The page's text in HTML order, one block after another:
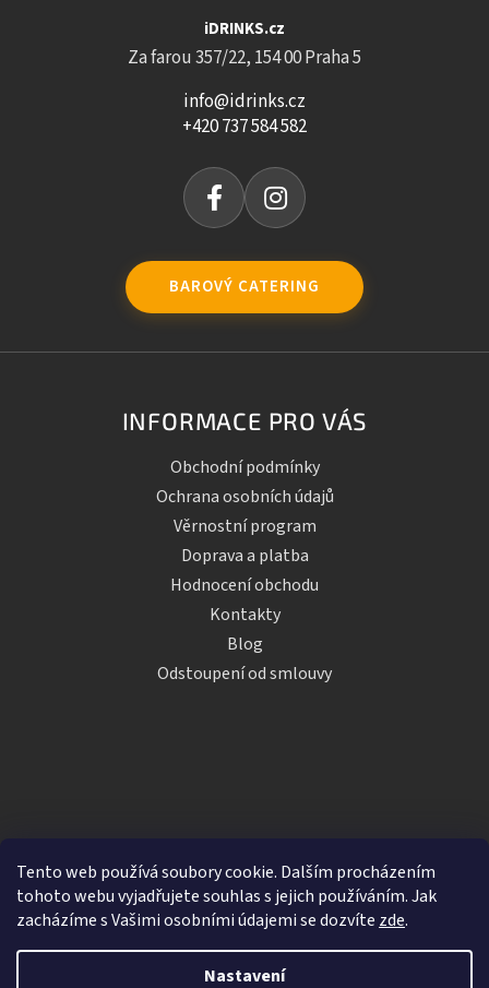
Tento web používá soubory cookie. Dalším procházením
tohoto webu vyjadřujete souhlas s jejich používáním. Jak
zacházíme s Vašimi osobními údajemi se dozvíte zde.
Nastavení
iDRINKS.cz
Za farou 357/22, 154 00 Praha 5
info@idrinks.cz
+420 737 584 582
BAROVÝ CATERING
INFORMACE PRO VÁS
Obchodní podmínky
Ochrana osobních údajů
Věrnostní program
Doprava a platba
Hodnocení obchodu
Kontakty
Blog
Odstoupení od smlouvy
Vytvořil Shoptet